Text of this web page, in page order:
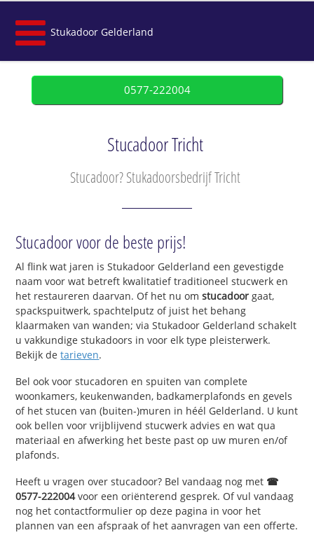
Stukadoor Gelderland
0577-222004
Stucadoor Tricht
Stucadoor? Stukadoorsbedrijf Tricht
Stucadoor voor de beste prijs!
Al flink wat jaren is Stukadoor Gelderland een gevestigde
naam voor wat betreft kwalitatief traditioneel stucwerk en
het restaureren daarvan. Of het nu omstucadoor gaat,
spackspuitwerk, spachtelputz of juist het behang
klaarmaken van wanden; via Stukadoor Gelderland schakelt
u vakkundige stukadoors in voor elk type pleisterwerk.
Bekijk detarieven.
Bel ook voor stucadoren en spuiten van complete
woonkamers, keukenwanden, badkamerplafonds en gevels
of het stucen van (buiten-)muren in héél Gelderland. U kunt
ook bellen voor vrijblijvend stucwerk advies en wat qua
materiaal en afwerking het beste past op uw muren en/of
plafonds.
Heeft u vragen over stucadoor? Bel vandaag nog met ☎
0577-222004voor een oriënterend gesprek. Of vul vandaag
nog het contactformulier op deze pagina in voor het
plannen van een afspraak of het aanvragen van een offerte.